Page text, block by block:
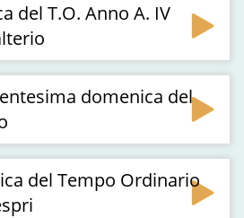
del T.O. Anno A. IV
domenica del
del Tempo Ordinario